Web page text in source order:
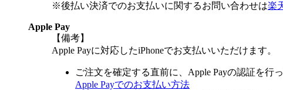
※後払い決済でのお支払いに関するお問い合わせは楽
Apple Pay
【備考】
Apple Payに対応したiPhoneでお支払いいただけます。
ご注文を確定する直前に、Apple Payの認証を行
Apple Payでのお支払い方法